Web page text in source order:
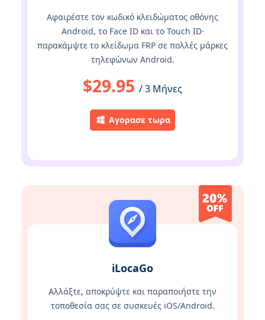
Αφαιρέστε τον κωδικό κλειδώματος οθόνης
Android, το Face ID και το Touch ID·
παρακάμψτε το κλείδωμα FRP σε πολλές μάρκες
τηλεφώνων Android.
$29.95 / 3 Μήνες
Αγορασε τωρα
iLocaGo
Αλλάξτε, αποκρύψτε και παραποιήστε την
τοποθεσία σας σε συσκευές iOS/Android.